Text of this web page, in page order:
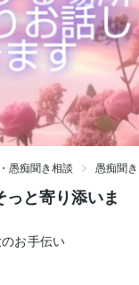
愚痴聞き相談 愚痴聞
と寄り添いま
お手伝い